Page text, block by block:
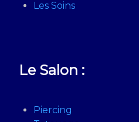
Les Soins
Le Salon :
Piercing